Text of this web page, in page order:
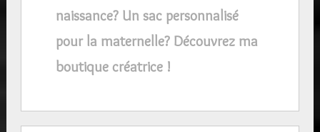
naissance? Un sac personnalisé
pour la maternelle? Découvrez ma
boutique créatrice !